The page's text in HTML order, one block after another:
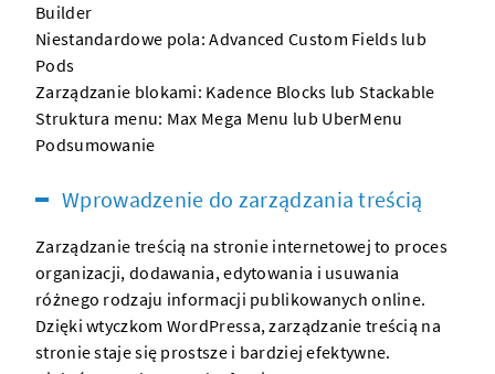
Builder
Niestandardowe pola: Advanced Custom Fields lub
Pods
Zarządzanie blokami: Kadence Blocks lub Stackable
Struktura menu: Max Mega Menu lub UberMenu
Podsumowanie
Wprowadzenie do zarządzania treścią
Zarządzanie treścią na stronie internetowej to proces
organizacji, dodawania, edytowania i usuwania
różnego rodzaju informacji publikowanych online.
Dzięki wtyczkom WordPressa, zarządzanie treścią na
stronie staje się prostsze i bardziej efektywne.